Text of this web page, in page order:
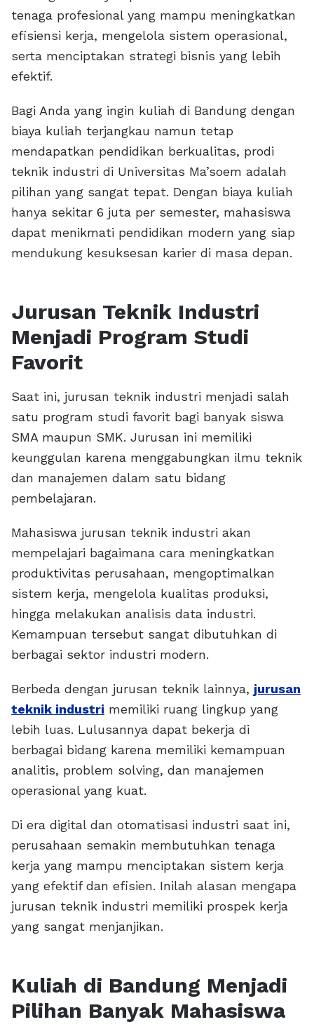
tenaga profesional yang mampu meningkatkan
efisiensi kerja, mengelola sistem operasional,
serta menciptakan strategi bisnis yang lebih
efektif.
Bagi Anda yang ingin kuliah di Bandung dengan
biaya kuliah terjangkau namun tetap
mendapatkan pendidikan berkualitas, prodi
teknik industri di Universitas Ma’soem adalah
pilihan yang sangat tepat. Dengan biaya kuliah
hanya sekitar 6 juta per semester, mahasiswa
dapat menikmati pendidikan modern yang siap
mendukung kesuksesan karier di masa depan.
Jurusan Teknik Industri
Menjadi Program Studi
Favorit
Saat ini, jurusan teknik industri menjadi salah
satu program studi favorit bagi banyak siswa
SMA maupun SMK. Jurusan ini memiliki
keunggulan karena menggabungkan ilmu teknik
dan manajemen dalam satu bidang
pembelajaran.
Mahasiswa jurusan teknik industri akan
mempelajari bagaimana cara meningkatkan
produktivitas perusahaan, mengoptimalkan
sistem kerja, mengelola kualitas produksi,
hingga melakukan analisis data industri.
Kemampuan tersebut sangat dibutuhkan di
berbagai sektor industri modern.
Berbeda dengan jurusan teknik lainnya, jurusan
teknik industri memiliki ruang lingkup yang
lebih luas. Lulusannya dapat bekerja di
berbagai bidang karena memiliki kemampuan
analitis, problem solving, dan manajemen
operasional yang kuat.
Di era digital dan otomatisasi industri saat ini,
perusahaan semakin membutuhkan tenaga
kerja yang mampu menciptakan sistem kerja
yang efektif dan efisien. Inilah alasan mengapa
jurusan teknik industri memiliki prospek kerja
yang sangat menjanjikan.
Kuliah di Bandung Menjadi
Pilihan Banyak Mahasiswa